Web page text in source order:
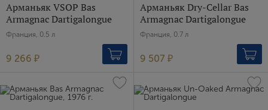
Арманьяк VSOP Bas
Armagnac Dartigalongue
Франция, 0.5 л
9 266 ₽
Арманьяк Dry-Cellar Bas
Armagnac Dartigalongue
Франция, 0.7 л
9 507 ₽